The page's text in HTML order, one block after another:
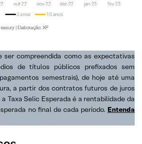
ser compreendida como as expectativas
de títulos públicos prefixados sem
semestrais), de hoje até uma
a partir dos contratos futuros de juros
a Taxa Selic Esperada é a rentabilidade da
no final de cada período. Entenda